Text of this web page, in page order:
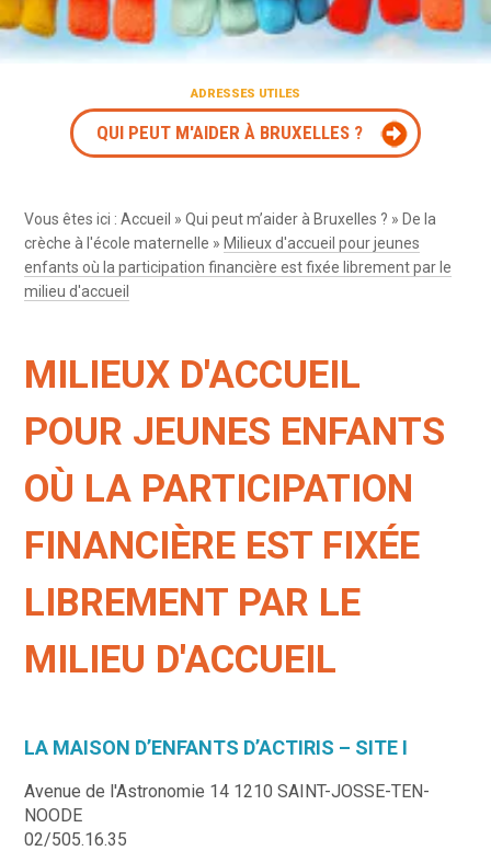
ADRESSES UTILES
QUI PEUT M'AIDER À BRUXELLES ?
Vous êtes ici :Accueil »Qui peut m’aider à Bruxelles ? » De la
crèche à l'école maternelle » Milieux d'accueil pour jeunes
enfants où la participation financière est fixée librement par le
milieu d'accueil
MILIEUX D'ACCUEIL
POUR JEUNES ENFANTS
OÙ LA PARTICIPATION
FINANCIÈRE EST FIXÉE
LIBREMENT PAR LE
MILIEU D'ACCUEIL
LA MAISON D’ENFANTS D’ACTIRIS – SITE I
Avenue de l'Astronomie 14 1210 SAINT-JOSSE-TEN-
NOODE
02/505.16.35